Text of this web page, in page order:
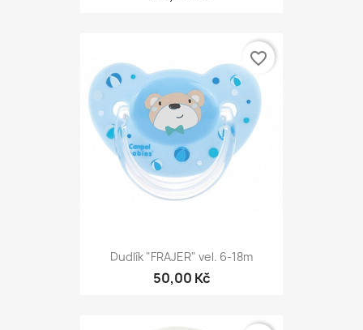
Dudlík "FRAJER" vel. 6-18m
50,00 Kč
favorite_border